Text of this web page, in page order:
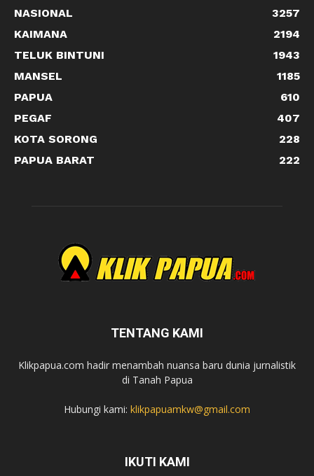
NASIONAL
3257
KAIMANA
2194
TELUK BINTUNI
1943
MANSEL
1185
PAPUA
610
PEGAF
407
KOTA SORONG
228
PAPUA BARAT
222
TENTANG KAMI
Klikpapua.com hadir menambah nuansa baru dunia jurnalistik
di Tanah Papua
Hubungi kami: klikpapuamkw@gmail.com
IKUTI KAMI